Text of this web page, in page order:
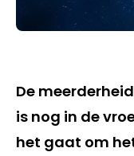
De
is nog in de
het gaat om